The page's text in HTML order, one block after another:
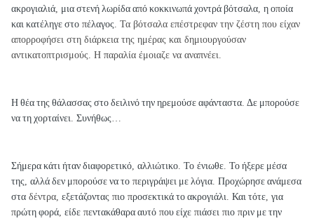
ακρογιαλιά, μια στενή λωρίδα από κοκκινωπά χοντρά βότσαλα, η οποία
και κατέληγε στο πέλαγος. Τα βότσαλα επέστρεφαν την ζέστη που είχαν
απορροφήσει στη διάρκεια της ημέρας και δημιουργούσαν
αντικατοπτρισμούς. Η παραλία έμοιαζε να αναπνέει.
Η θέα της θάλασσας στο δειλινό την ηρεμούσε αφάνταστα. Δε μπορούσε
να τη χορταίνει. Συνήθως…
Σήμερα κάτι ήταν διαφορετικό, αλλιώτικο. Το ένιωθε. Το ήξερε μέσα
της, αλλά δεν μπορούσε να το περιγράψει με λόγια. Προχώρησε ανάμεσα
στα δέντρα, εξετάζοντας πιο προσεκτικά το ακρογιάλι. Και τότε, για
πρώτη φορά, είδε πεντακάθαρα αυτό που είχε πιάσει πιο πριν με την